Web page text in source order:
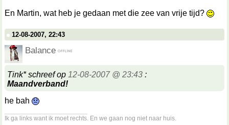
En Martin, wat heb je gedaan met die zee van vrije tijd?
12-08-2007, 22:43
Balance
Tink* schreef op 12-08-2007 @ 23:43 :
Maandverband!
he bah
Ik ga links want ik moet rechts. En we gaan nog niet naar huis.